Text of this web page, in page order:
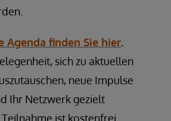
Agenda finden Sie hier.
sich zu aktuellen
neue Impulse
Ihr Netzwerk gezielt
ist kostenfrei.